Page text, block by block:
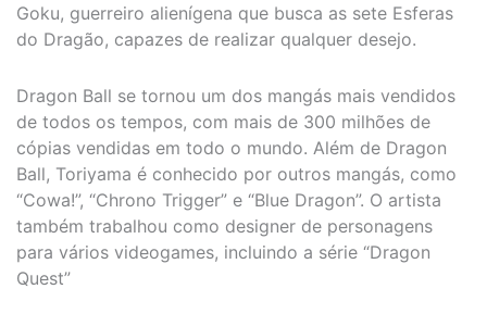
Goku, guerreiro alienígena que busca as sete Esferas
do Dragão, capazes de realizar qualquer desejo.
Dragon Ball se tornou um dos mangás mais vendidos
de todos os tempos, com mais de 300 milhões de
cópias vendidas em todo o mundo. Além de Dragon
Ball, Toriyama é conhecido por outros mangás, como
“Cowa!”, “Chrono Trigger” e “Blue Dragon”. O artista
também trabalhou como designer de personagens
para vários videogames, incluindo a série “Dragon
Quest”